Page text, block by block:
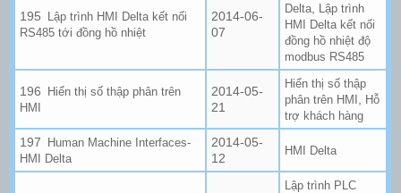
Lập trình HMI Delta kết nối
RS485 tới đồng hồ nhiệt
2014-06-
07
Delta
Lập trình
HMI Delta kết nối
đồng hồ nhiệt độ
modbus RS485
Hiển thị số thập phân trên
HMI
2014-05-
21
Hiển thị số thập
phân trên HMI
Hỗ
trợ khách hàng
Human Machine Interfaces-
HMI Delta
2014-05-
12
HMI Delta
Lập trình PLC